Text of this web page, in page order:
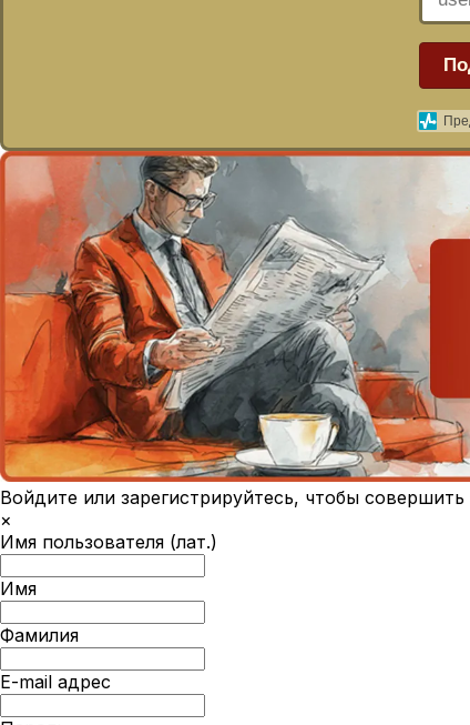
Войдите или зарегистрируйтесь, чтобы
×
Имя пользователя (лат.)
Имя
Фамилия
E-mail адрес